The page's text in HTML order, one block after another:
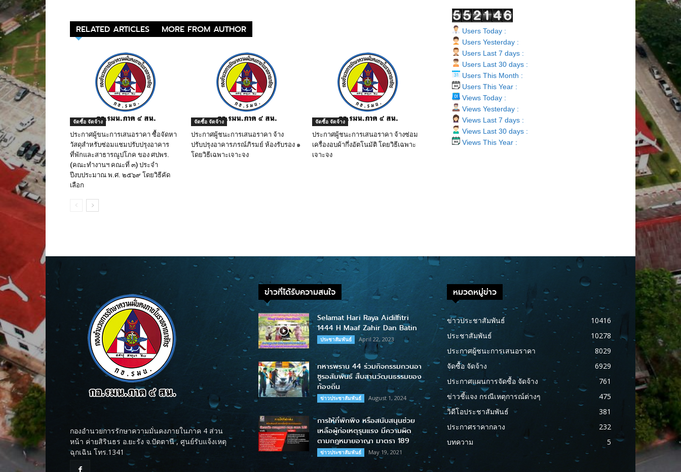
RELATED ARTICLES MORE FROM AUTHOR
จัดซื้อ จัดจ้าง
ประกาศผู้ขนะการเสนอราคา ซื้อจัดหา
วัสดุสำหรับซ่อมแชมปรับปรุงอาคาร
ที่พักและสาธารณูปโภค ของ ศปพร.
(คณะทำงานฯ คณะที่ ๓) ประจำ
ปีงบประมาณ พ.ศ. ๒๕๖๙ โดยวิธีคัด
เลือก
จัดซื้อ จัดจ้าง
ประกาศผู้ชนะการเสนอราคา จ้าง
ปรับปรุงอาคารภรณ์ภิรมย์ ห้องรับรอง ๑
โดยวิธีเฉพาะเจาะจง
จัดซื้อ จัดจ้าง
ประกาศผู้ชนะการเสนอราคา จ้างซ่อม
เครื่องอบผ้ากึ่งอัตโนมัติ โดยวิธีเฉพาะ
เจาะจง
Users Today :
Users Yesterday :
Users Last 7 days :
Users Last 30 days :
Users This Month :
Users This Year :
Views Today :
Views Yesterday :
Views Last 7 days :
Views Last 30 days :
Views This Year :
กองอำนวยการรักษาความมั่นคงภายในภาค 4 ส่วน
หน้า ค่ายสิรินธร อ.ยะรัง จ.ปัตตานี , ศูนย์รับแจ้งเหตุ
ฉุกเฉิน โทร.1341
ข่าวที่ได้รับความสนใจ
Selamat Hari Raya Aidilfitri
1444 H Maaf Zahir Dan Batin
ประชาสัมพันธ์ April 22, 2023
ทหารพราน 44 ร่วมกิจกรรมกวนอา
ซูรอสัมพันธ์ สืบสานวัฒนธรรมของ
ท้องถิ่น
ข่าวประชาสัมพันธ์ August 1, 2024
การให้ที่พักพิง หรือสนับสนุนช่วย
เหลือผู้ก่อเหตุรุนแรง มีความผิด
ตามกฎหมายอาญา มาตรา 189
ข่าวประชาสัมพันธ์ May 19, 2021
หมวดหมู่ข่าว
ข่าวประชาสัมพันธ์
10416
ประชาสัมพันธ์
10278
ประกาศผู้ชนะการเสนอราคา
8029
จัดซื้อ จัดจ้าง
6929
ประกาศแผนการจัดซื้อ จัดจ้าง
761
ข่าวชี้แจง กรณีเหตุการณ์ต่างๆ
475
วิดีโอประชาสัมพันธ์
381
ประกาศราคากลาง
232
บทความ
5